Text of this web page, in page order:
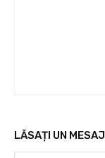
LĂSAȚI UN MESAJ